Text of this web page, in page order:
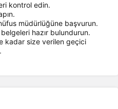
kontrol edin.
müdürlüğüne başvurun.
hazır bulundurun.
kadar size verilen geçici